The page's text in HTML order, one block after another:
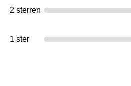
2 sterren
1 ster